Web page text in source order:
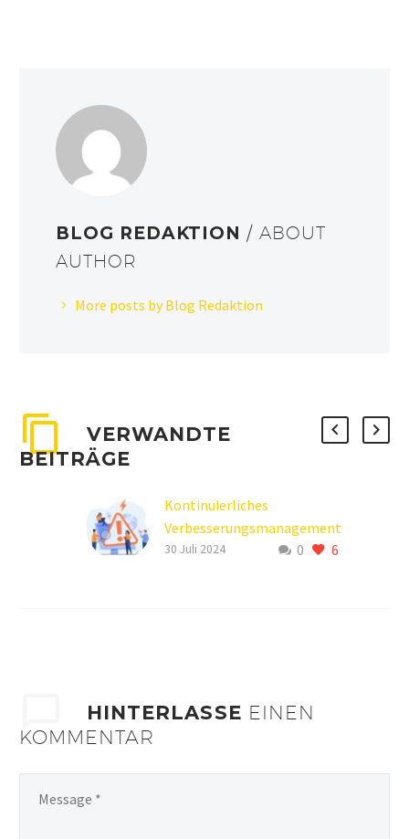
BLOG REDAKTION/ ABOUT
AUTHOR
More posts by Blog Redaktion
VERWANDTE
BEITRÄGE
Kontinuierliches
Verbesserungsmanagement
– wie aus Fehlern Chancen
0 6
30 Juli 2024
HINTERLASSE EINEN
KOMMENTAR